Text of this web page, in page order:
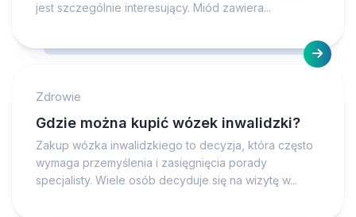
jest szczególnie interesujący. Miód zawiera...
Zdrowie
Gdzie można kupić wózek inwalidzki?
Zakup wózka inwalidzkiego to decyzja, która często
wymaga przemyślenia i zasięgnięcia porady
specjalisty. Wiele osób decyduje się na wizytę w...